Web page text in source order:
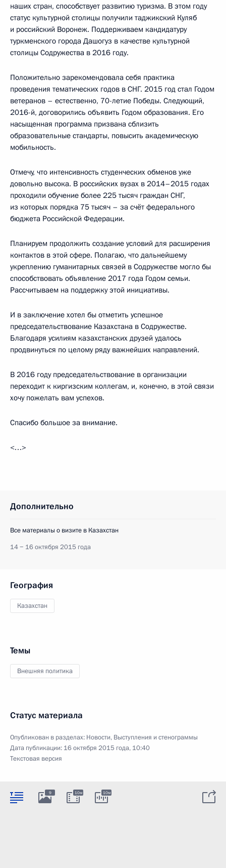
наших стран, способствует развитию туризма. В этом году
статус культурной столицы получили таджикский Куляб
и российский Воронеж. Поддерживаем кандидатуру
туркменского города Дашогуз в качестве культурной
столицы Содружества в 2016 году.
Положительно зарекомендовала себя практика
проведения тематических годов в СНГ. 2015 год стал Годом
ветеранов – естественно, 70-летие Победы. Следующий,
2016-й, договорились объявить Годом образования. Его
насыщенная программа призвана сблизить
образовательные стандарты, повысить академическую
мобильность.
Отмечу, что интенсивность студенческих обменов уже
довольно высока. В российских вузах в 2014–2015 годах
проходили обучение более 225 тысяч граждан СНГ,
из которых порядка 75 тысяч – за счёт федерального
бюджета Российской Федерации.
Планируем продолжить создание условий для расширения
контактов в этой сфере. Полагаю, что дальнейшему
укреплению гуманитарных связей в Содружестве могло бы
способствовать объявление 2017 года Годом семьи.
Рассчитываем на поддержку этой инициативы.
И в заключение хотел бы отметить успешное
председательствование Казахстана в Содружестве.
Благодаря усилиям казахстанских друзей удалось
продвинуться по целому ряду важнейших направлений.
В 2016 году председательствование в организации
переходит к киргизским коллегам, и, конечно, в этой связи
хочу пожелать вам успехов.
Спасибо большое за внимание.
<…>
Дополнительно
Все материалы о визите в Казахстан
14 − 16 октября 2015 года
География
Казахстан
Темы
Внешняя политика
Статус материала
Опубликован в разделах: Новости, Выступления и стенограммы
Дата публикации: 16 октября 2015 года, 10:40
Текстовая версия
9 10м 10м